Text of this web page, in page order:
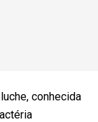
conhecida